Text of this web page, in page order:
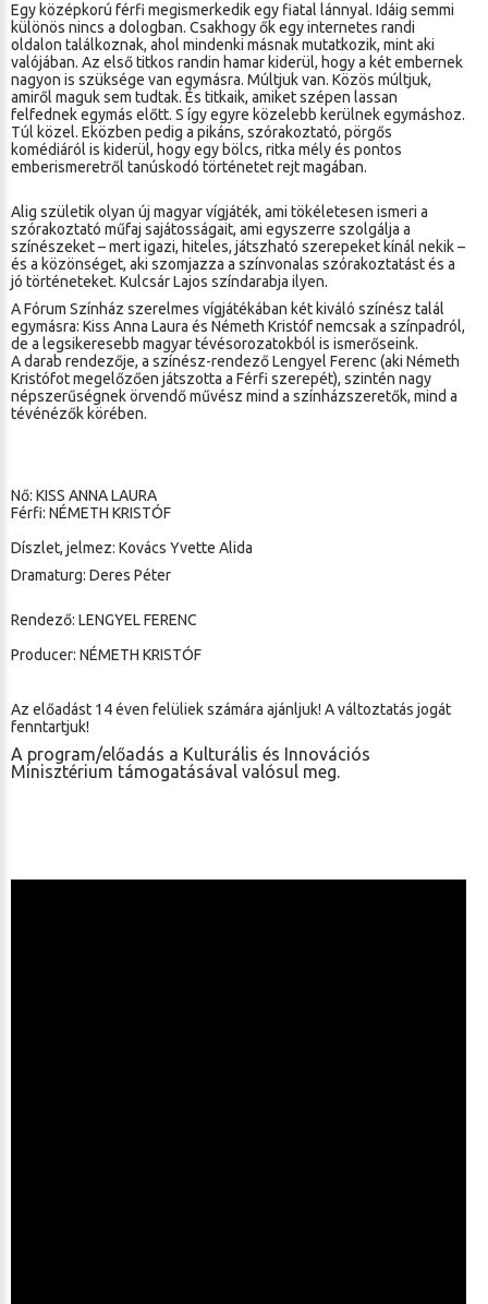
Egy középkorú férfi megismerkedik egy fiatal lánnyal. Idáig semmi
különös nincs a dologban. Csakhogy ők egy internetes randi
oldalon találkoznak, ahol mindenki másnak mutatkozik, mint aki
valójában. Az első titkos randin hamar kiderül, hogy a két embernek
nagyon is szüksége van egymásra. Múltjuk van. Közös múltjuk,
amiről maguk sem tudtak. És titkaik, amiket szépen lassan
felfednek egymás előtt. S így egyre közelebb kerülnek egymáshoz.
Túl közel. Eközben pedig a pikáns, szórakoztató, pörgős
komédiáról is kiderül, hogy egy bölcs, ritka mély és pontos
emberismeretről tanúskodó történetet rejt magában.
Alig születik olyan új magyar vígjáték, ami tökéletesen ismeri a
szórakoztató műfaj sajátosságait, ami egyszerre szolgálja a
színészeket – mert igazi, hiteles, játszható szerepeket kínál nekik –
és a közönséget, aki szomjazza a színvonalas szórakoztatást és a
jó történeteket. Kulcsár Lajos színdarabja ilyen.
A Fórum Színház szerelmes vígjátékában két kiváló színész talál
egymásra: Kiss Anna Laura és Németh Kristóf nemcsak a színpadról,
de a legsikeresebb magyar tévésorozatokból is ismerőseink.
A darab rendezője, a színész-rendező Lengyel Ferenc (aki Németh
Kristófot megelőzően játszotta a Férfi szerepét), szintén nagy
népszerűségnek örvendő művész mind a színházszeretők, mind a
tévénézők körében.
Nő: KISS ANNA LAURA
Férfi: NÉMETH KRISTÓF
Díszlet, jelmez: Kovács Yvette Alida
Dramaturg: Deres Péter
Rendező: LENGYEL FERENC
Producer: NÉMETH KRISTÓF
Az előadást 14 éven felüliek számára ajánljuk! A változtatás jogát
fenntartjuk!
A program/előadás a Kulturális és Innovációs
Minisztérium támogatásával valósul meg.